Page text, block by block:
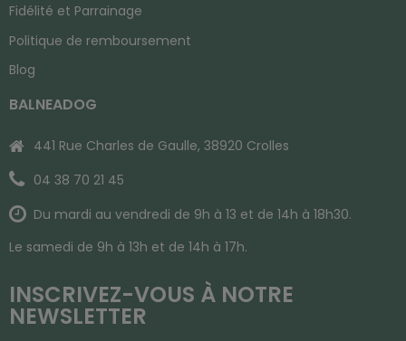
Fidélité et Parrainage
Politique de remboursement
Blog
BALNEADOG
441 Rue Charles de Gaulle, 38920 Crolles
04 38 70 21 45
Du mardi au vendredi de 9h à 13 et de 14h à 18h30.
Le samedi de 9h à 13h et de 14h à 17h.
INSCRIVEZ-VOUS À NOTRE
NEWSLETTER